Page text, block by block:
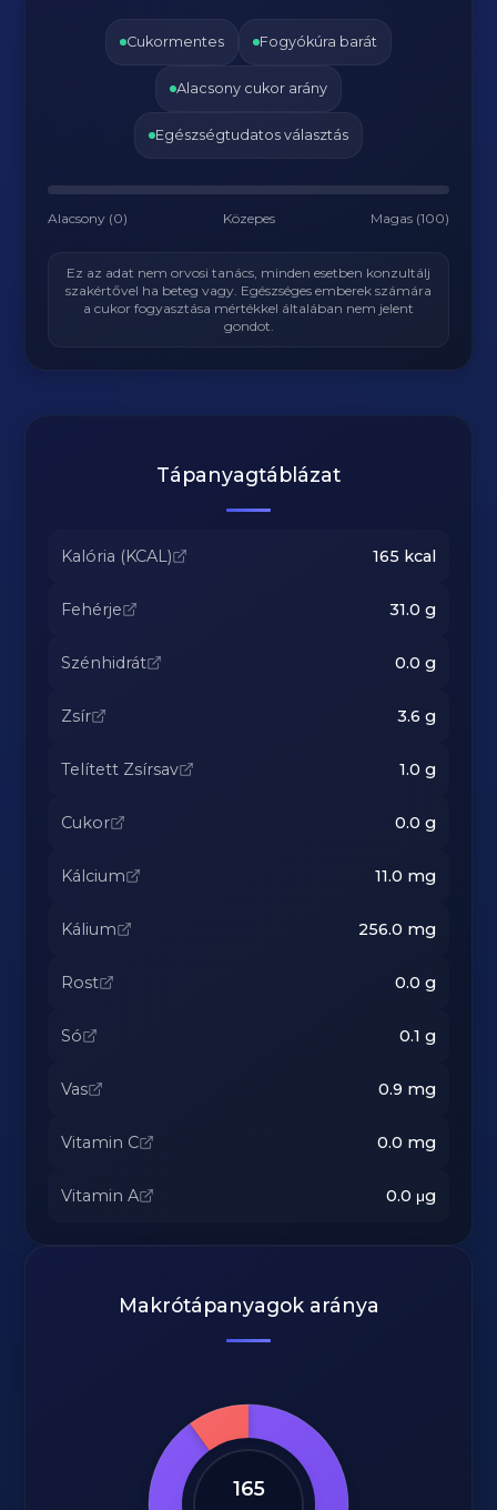
Cukormentes Fogyókúra barát
Alacsony cukor arány
Egészségtudatos választás
Alacsony (0) Közepes Magas (100)
Ez az adat nem orvosi tanács, minden esetben konzultálj
szakértővel ha beteg vagy. Egészséges emberek számára
a cukor fogyasztása mértékkel általában nem jelent
gondot.
Tápanyagtáblázat
Kalória (KCAL) 165 kcal
Fehérje 31.0 g
Szénhidrát 0.0 g
Zsír 3.6 g
Telített Zsírsav 1.0 g
Cukor 0.0 g
Kálcium 11.0 mg
Kálium 256.0 mg
Rost 0.0 g
Só 0.1 g
Vas 0.9 mg
Vitamin C 0.0 mg
Vitamin A 0.0 μg
Makrótápanyagok aránya
165